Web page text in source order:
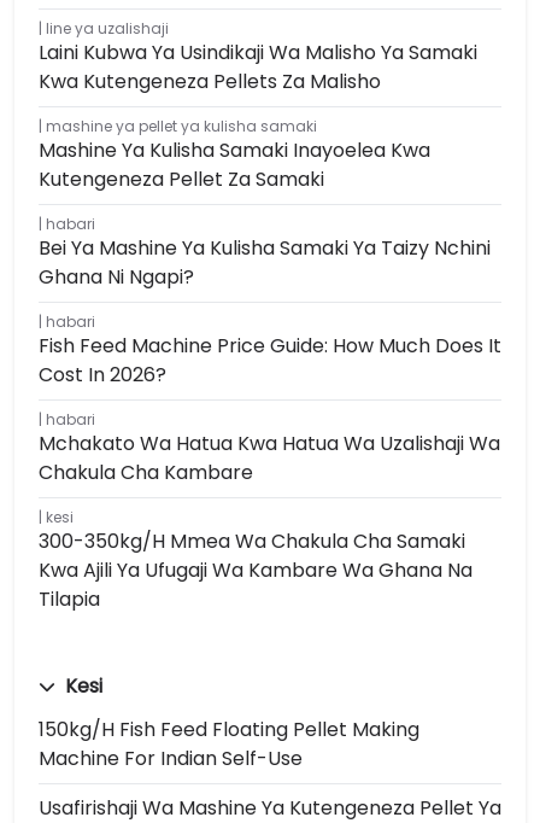
line ya uzalishaji
Laini Kubwa Ya Usindikaji Wa Malisho Ya Samaki
Kwa Kutengeneza Pellets Za Malisho
mashine ya pellet ya kulisha samaki
Mashine Ya Kulisha Samaki Inayoelea Kwa
Kutengeneza Pellet Za Samaki
habari
Bei Ya Mashine Ya Kulisha Samaki Ya Taizy Nchini
Ghana Ni Ngapi?
habari
Fish Feed Machine Price Guide: How Much Does It
Cost In 2026?
habari
Mchakato Wa Hatua Kwa Hatua Wa Uzalishaji Wa
Chakula Cha Kambare
kesi
300-350kg/h Mmea Wa Chakula Cha Samaki
Kwa Ajili Ya Ufugaji Wa Kambare Wa Ghana Na
Tilapia
Kesi
150kg/h Fish Feed Floating Pellet Making
Machine For Indian Self-Use
Usafirishaji Wa Mashine Ya Kutengeneza Pellet Ya